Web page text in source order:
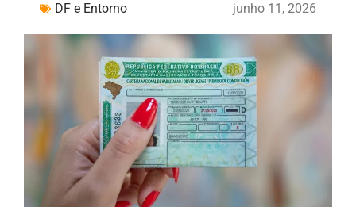
DF e Entorno junho 11, 2026